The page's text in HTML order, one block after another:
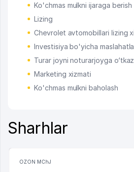
Ko'chmas mulkni ijaraga berish
Lizing
Chevrolet avtomobillari lizing
Investisiya bo'yicha
Turar joyni noturarjoyga
Marketing xizmati
Ko'chmas mulkni baholash
Sharhlar
OZON MChJ